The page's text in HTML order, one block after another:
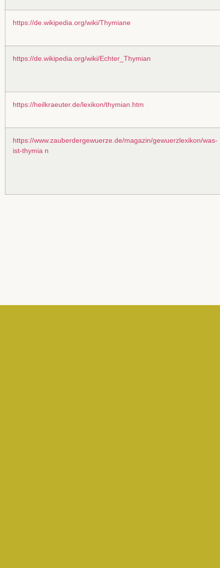
https://de.wikipedia.org/wiki/Thymiane
https://de.wikipedia.org/wiki/Echter_Thymian
https://heilkraeuter.de/lexikon/thymian.htm
https://www.zauberdergewuerze.de/magazin/gewuerzlexikon/was-
ist-thymia n